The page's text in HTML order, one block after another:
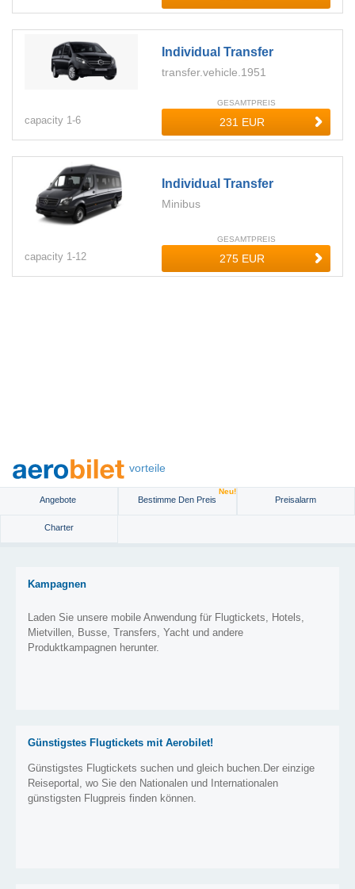
Individual Transfer
transfer.vehicle.1951
capacity 1-6
GESAMTPREIS
Individual Transfer
Minibus
capacity 1-12
GESAMTPREIS
vorteile
Angebote Bestimme Den Preis
Neu!
Preisalarm
Charter
Kampagnen
Laden Sie unsere mobile Anwendung für Flugtickets, Hotels,
Mietvillen, Busse, Transfers, Yacht und andere
Produktkampagnen herunter.
Günstigstes Flugtickets mit Aerobilet!
Günstigstes Flugtickets suchen und gleich buchen.Der einzige
Reiseportal, wo Sie den Nationalen und Internationalen
günstigsten Flugpreis finden können.